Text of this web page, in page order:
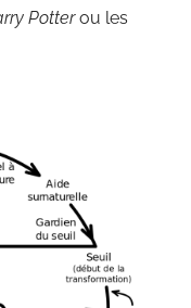
Potterou les